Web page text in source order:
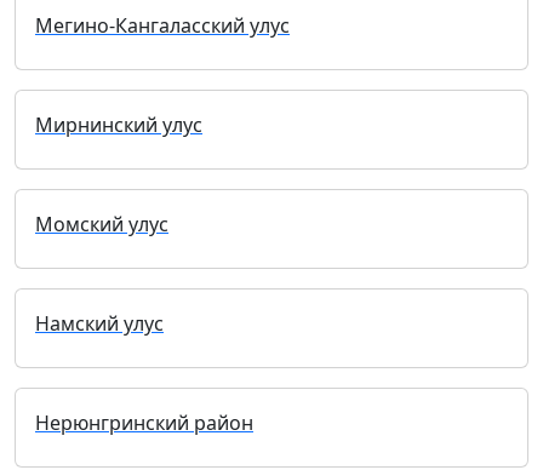
Мегино-Кангаласский улус
Мирнинский улус
Момский улус
Намский улус
Нерюнгринский район